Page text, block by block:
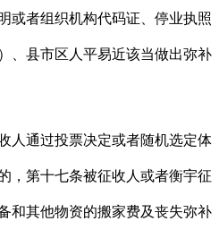
或者组织机构代码证、停业执照
、县市区人平易近该当做出弥补
通过投票决定或者随机选定体
，第十七条被征收人或者衡宇征
和其他物资的搬家费及丧失弥补